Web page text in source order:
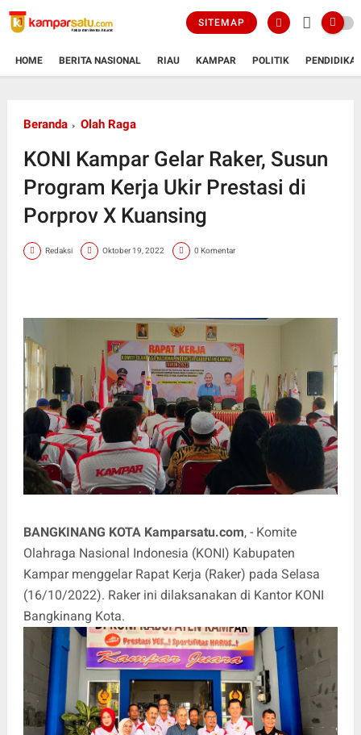
SITEMAP
HOME BERITA NASIONAL RIAU KAMPAR POLITIK
Beranda Olah Raga
KONI Kampar Gelar Raker, Susun
Program Kerja Ukir Prestasi di
Porprov X Kuansing
Redaksi Oktober 19, 2022 0 Komentar
BANGKINANG KOTA Kamparsatu.com, - Komite
Olahraga Nasional Indonesia (KONI) Kabupaten
Kampar menggelar Rapat Kerja (Raker) pada Selasa
(16/10/2022). Raker ini dilaksanakan di Kantor KONI
Bangkinang Kota.